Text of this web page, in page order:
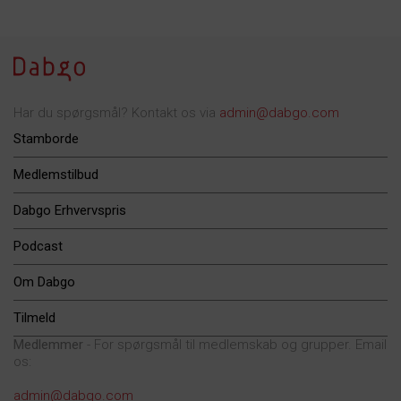
Har du spørgsmål? Kontakt os via admin@dabgo.com
Stamborde
Medlemstilbud
Dabgo Erhvervspris
Podcast
Om Dabgo
Tilmeld
Medlemmer - For spørgsmål til medlemskab og grupper. Email
os:
admin@dabgo.com